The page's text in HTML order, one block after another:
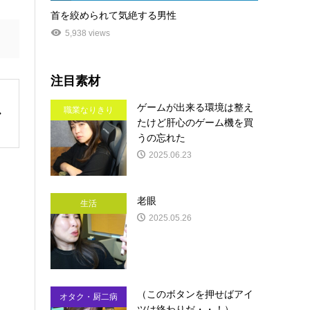
首を絞められて気絶する男性
5,938 views
注目素材
職業なりきり
ゲームが出来る環境は整え
たけど肝心のゲーム機を買
うの忘れた
2025.06.23
生活 老眼
2025.05.26
オタク・厨二病
（このボタンを押せばアイ